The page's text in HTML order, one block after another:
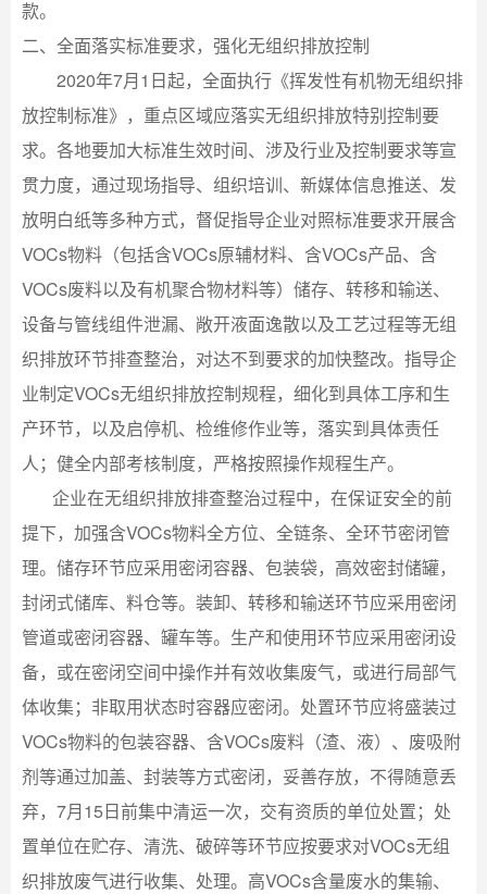
款。
二、全面落实标准要求，强化无组织排放控制
2020年7月1日起，全面执行《挥发性有机物无组织排
放控制标准》，重点区域应落实无组织排放特别控制要
求。各地要加大标准生效时间、涉及行业及控制要求等宣
贯力度，通过现场指导、组织培训、新媒体信息推送、发
放明白纸等多种方式，督促指导企业对照标准要求开展含
VOCs物料（包括含VOCs原辅材料、含VOCs产品、含
VOCs废料以及有机聚合物材料等）储存、转移和输送、
设备与管线组件泄漏、敞开液面逸散以及工艺过程等无组
织排放环节排查整治，对达不到要求的加快整改。指导企
业制定VOCs无组织排放控制规程，细化到具体工序和生
产环节，以及启停机、检维修作业等，落实到具体责任
人；健全内部考核制度，严格按照操作规程生产。
企业在无组织排放排查整治过程中，在保证安全的前
提下，加强含VOCs物料全方位、全链条、全环节密闭管
理。储存环节应采用密闭容器、包装袋，高效密封储罐，
封闭式储库、料仓等。装卸、转移和输送环节应采用密闭
管道或密闭容器、罐车等。生产和使用环节应采用密闭设
备，或在密闭空间中操作并有效收集废气，或进行局部气
体收集；非取用状态时容器应密闭。处置环节应将盛装过
VOCs物料的包装容器、含VOCs废料（渣、液）、废吸附
剂等通过加盖、封装等方式密闭，妥善存放，不得随意丢
弃，7月15日前集中清运一次，交有资质的单位处置；处
置单位在贮存、清洗、破碎等环节应按要求对VOCs无组
织排放废气进行收集、处理。高VOCs含量废水的集输、